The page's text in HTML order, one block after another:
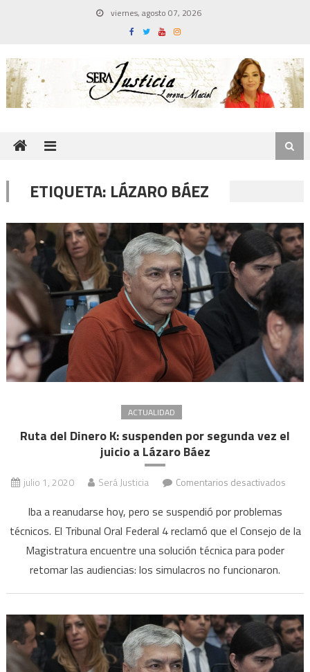
viernes, agosto 07, 2026
ETIQUETA: LÁZARO BÁEZ
ACTUALIDAD
Ruta del Dinero K: suspenden por segunda vez el
juicio a Lázaro Báez
julio 1, 2020 Será Justicia Comentarios desactivadosen
vez
el
juicio
Iba a reanudarse hoy, pero se suspendió por problemas
técnicos. El Tribunal Oral Federal 4 reclamó que el Consejo de la
Magistratura encuentre una solución técnica para poder
retomar las audiencias: los simulacros no funcionaron.